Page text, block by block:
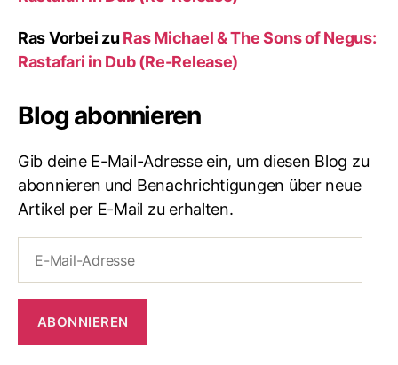
Ras Vorbei zu Ras Michael & The Sons of Negus:
Rastafari in Dub (Re-Release)
Blog abonnieren
Gib deine E-Mail-Adresse ein, um diesen Blog zu
abonnieren und Benachrichtigungen über neue
Artikel per E-Mail zu erhalten.
Mail-
ABONNIEREN